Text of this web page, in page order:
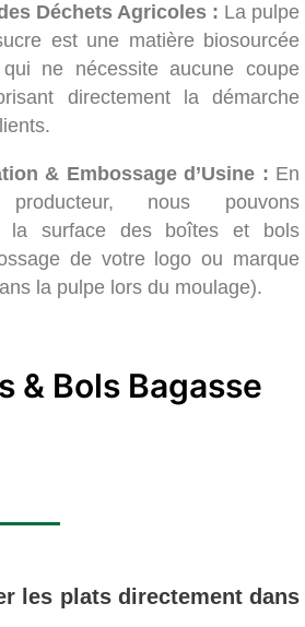
Déchets Agricoles : La pulpe
est une matière biosourcée
qui ne nécessite aucune coupe
directement la démarche
& Embossage d’Usine : En
nous pouvons
la surface des boîtes et bols
de votre logo ou marque
la pulpe lors du moulage).
& Bols Bagasse
les plats directement dans